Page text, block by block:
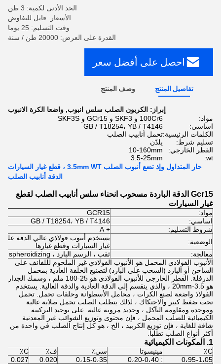
الحد الأدنى لكمية: 3 طن
الأسعار: قابل للتفاوض
وقت التسليم: 25 يوما
القدرة على العرض: 20000 طن / سنة
احصل على أفضل سعر
تفاصيل المنتج وصف المنتج
إبراز: الكربون الصلب سلس انبوب, واضعا الكرة الانبوب
مواد:
100Cr6 و SKF3 و GCr15 و SKF3S
اساسي:
GB / T18254، YB / T4146
الكلمات الرئيسية:تحمل أنابيب الصلب
تسليم شرط:
يلدّن
القطر الخارجي:
10-160mm
wt:
3.5-25mm
حار المتداول وإذ تضع أنبوب الصلب 3.5mm WT ، قطع غيار السيارات
الدقة أنابيب الصلب
Gcr15 الدقة الباردة مسحوب انحناء سلس أنابيب الصلب لقطع
غيار السيارات
مواد:
GCR15
اساسي:
GB / T18254، YB / T4146
شروط التسليم:
+ A
الوضعية:
يستخدم أنبوب فولاذي عالي الدقة
غيار السيارات وقطع غيارها
معالجة:
ثقب ، الرسم البارد ، spheroidizing الصلب ، الصلب الخ
الأنبوب الفولاذي المحمل هو الأنبوب الفولاذي غير الملحوم لللفائف على
الساخن أو البارد (السحب على البارد) لتصنيع الحلقة العادية بمحمل
الدرفلة. القطر الخارجي للأنبوب الفولاذي هو 25-180 ملم ، وسمك الجدار
هو 3.5-20mm ، والذي ينقسم إلى الدقة العادية والدقة العالية. يستخدم
الفولاذ واضعة لصنع الكرات ، محامل الأسطوانة وحلقات تحمل. تحمل
تحت ضغط كبير والاحتكاك ، لذلك يتطلب الصلب تحمل صلابة عالية
وموحدة ومقاومة التآكل ، وحديد مرونة عالية. على توحيد التركيبة
الكيميائية للصلب المحمل ، فإن محتوى وتوزيع الشوائب غير المعدنية
شاقة للغاية ، فإن توزيع الكربيد ، الخ ، هو كل إنتاج الصلب في واحدة من
أكثر أنواع الصلب تطلبا.
1. المكونات الكيميائية
C٪ مينيسوتا سي٪ ف٪
C٪
0،95-1،05
: 0،20-0،40 0،15-0،35 0.020
0.027